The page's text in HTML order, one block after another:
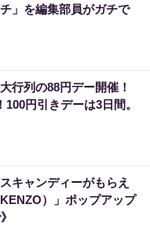
」を編集部員がガチで
行列の88円デー開催！
円引きデーは3日間。
キャンディーがもらえ
）」ポップアップ